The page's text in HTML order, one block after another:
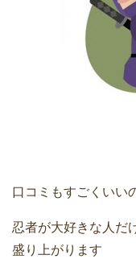
口コミもすごくいい
忍者が大好きな人だ
盛り上がります